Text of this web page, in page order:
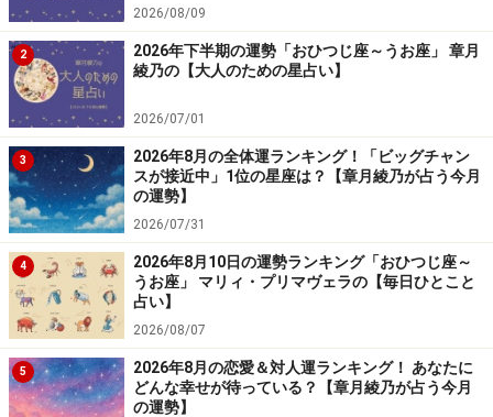
2026/08/09
2
2026年下半期の運勢「おひつじ座～うお座」 章月
綾乃の【大人のための星占い】
2026/07/01
3
2026年8月の全体運ランキング！「ビッグチャン
スが接近中」1位の星座は？【章月綾乃が占う今月
の運勢】
2026/07/31
4
2026年8月10日の運勢ランキング「おひつじ座～
うお座」 マリィ・プリマヴェラの【毎日ひとこと
占い】
2026/08/07
5
2026年8月の恋愛＆対人運ランキング！ あなたに
どんな幸せが待っている？【章月綾乃が占う今月
の運勢】